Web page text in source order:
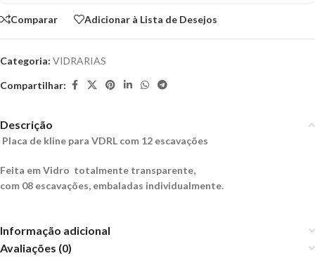
Comparar Adicionar à Lista de Desejos
Categoria: VIDRARIAS
Compartilhar:
Descrição
Placa de kline para VDRL com 12 escavações
Feita em Vidro totalmente transparente,
com 08 escavações, embaladas individualmente.
Informação adicional
Avaliações (0)